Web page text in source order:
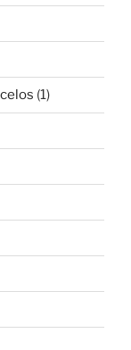
(1)